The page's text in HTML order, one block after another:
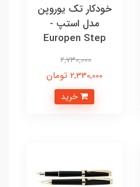
خودکار تک یوروپن
مدل استپ -
Europen Step
2,730,000
2,330,000 تومان